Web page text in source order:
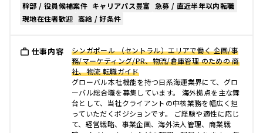
幹部 / 役員候補案件 キャリアパス豊富 急募 / 直近半年以内転職
現地在住者歓迎 高給 / 好条件
仕事内容
シンガポール （セントラル）エリアで働く 企画/事
務/マーケティング/PR、物流/倉庫管理 のための 商
社、物流 転職ガイド
グローバル本社機能を持つ日系海運業界にて、グロ
ーバル総合職を募集しています。 海外拠点を主な舞
台として、当社クライアントの中核業務を幅広く担
っていただくポジションです。 ご経験や適性に応じ
て、経営戦略、事業企画、海外法人管理、商業戦